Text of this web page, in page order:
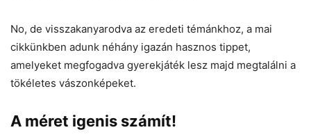
No, de visszakanyarodva az eredeti témánkhoz, a mai
cikkünkben adunk néhány igazán hasznos tippet,
amelyeket megfogadva gyerekjáték lesz majd megtalálni a
tökéletes vászonképeket.
A méret igenis számít!